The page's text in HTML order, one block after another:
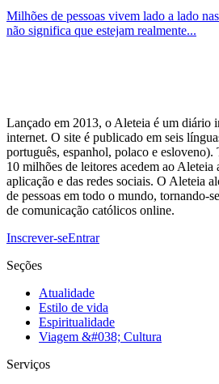
Milhões de pessoas vivem lado a lado
não significa que estejam realmente...
Lançado em 2013, o Aleteia é um diário
internet. O site é publicado em seis
português, espanhol, polaco e esloveno).
10 milhões de leitores acedem ao Aleteia
aplicação e das redes sociais. O Aleteia
de pessoas em todo o mundo, tornando-
de comunicação católicos online.
Inscrever-seEntrar
Seções
Atualidade
Estilo de vida
Espiritualidade
Viagem &#038; Cultura
Serviços